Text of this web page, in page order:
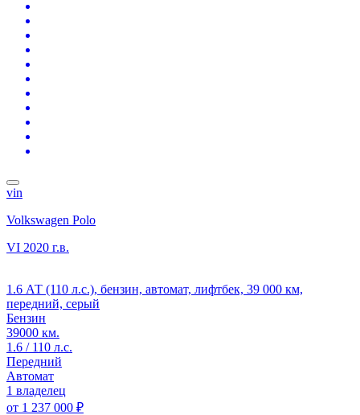
vin
Volkswagen Polo
VI 2020 г.в.
1.6 АТ (110 л.с.), бензин, автомат, лифтбек, 39 000 км,
передний, серый
Бензин
39000 км.
1.6 / 110 л.с.
Передний
Автомат
1 владелец
от 1 237 000 ₽